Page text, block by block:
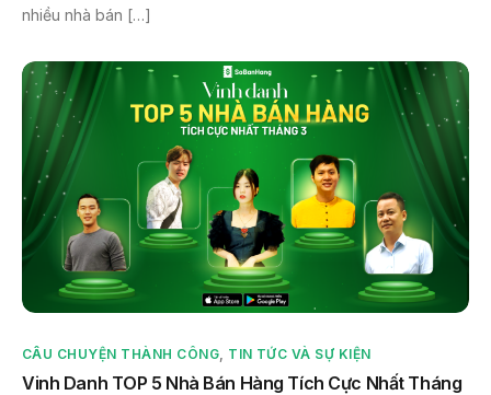
nhiều nhà bán […]
CÂU CHUYỆN THÀNH CÔNG TIN TỨC VÀ SỰ KIỆN
Vinh Danh TOP 5 Nhà Bán Hàng Tích Cực Nhất Tháng